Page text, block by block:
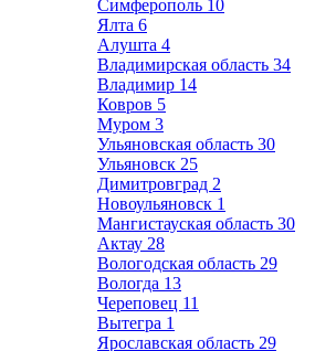
Симферополь 10
Ялта 6
Алушта 4
Владимирская область 34
Владимир 14
Ковров 5
Муром 3
Ульяновская область 30
Ульяновск 25
Димитровград 2
Новоульяновск 1
Мангистауская область 30
Актау 28
Вологодская область 29
Вологда 13
Череповец 11
Вытегра 1
Ярославская область 29